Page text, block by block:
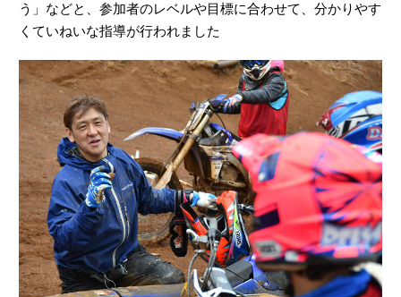
う」などと、参加者のレベルや目標に合わせて、分かりやす
くていねいな指導が行われました